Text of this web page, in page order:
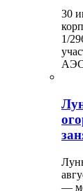
30
1/
—